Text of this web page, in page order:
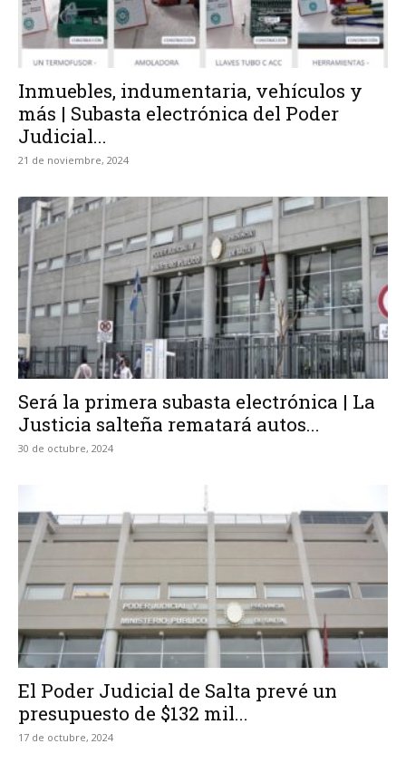
Inmuebles, indumentaria, vehículos y
más | Subasta electrónica del Poder
Judicial...
21 de noviembre, 2024
Será la primera subasta electrónica | La
Justicia salteña rematará autos...
30 de octubre, 2024
El Poder Judicial de Salta prevé un
presupuesto de $132 mil...
17 de octubre, 2024